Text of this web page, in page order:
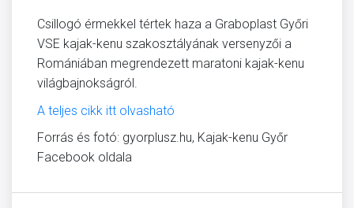
Csillogó érmekkel tértek haza a Graboplast Győri
VSE kajak-kenu szakosztályának versenyzői a
Romániában megrendezett maratoni kajak-kenu
világbajnokságról.
A teljes cikk itt olvasható
Forrás és fotó: gyorplusz.hu, Kajak-kenu Győr
Facebook oldala